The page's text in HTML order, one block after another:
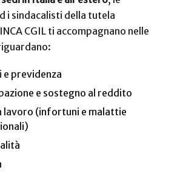
i sindacalisti della tutela
CGIL ti accompagnano nelle
e previdenza
e sostegno al reddito
lavoro (infortuni e malattie